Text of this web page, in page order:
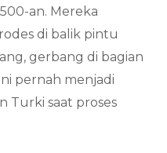
an. Mereka
di balik pintu
gerbang di bagian
pernah menjadi
Turki saat proses